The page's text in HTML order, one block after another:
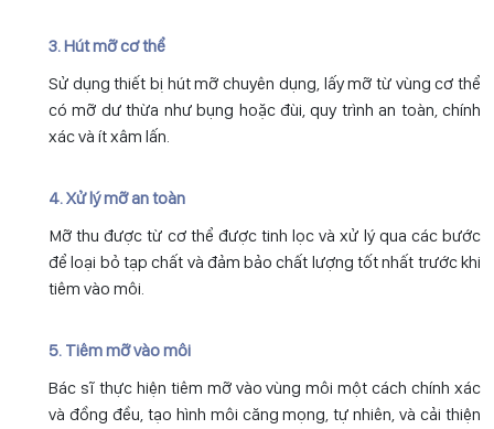
3. Hút mỡ cơ thể
Sử dụng thiết bị hút mỡ chuyên dụng, lấy mỡ từ vùng cơ thể
có mỡ dư thừa như bụng hoặc đùi, quy trình an toàn, chính
xác và ít xâm lấn.
4. Xử lý mỡ an toàn
Mỡ thu được từ cơ thể được tinh lọc và xử lý qua các bước
để loại bỏ tạp chất và đảm bảo chất lượng tốt nhất trước khi
tiêm vào môi.
5. Tiêm mỡ vào môi
Bác sĩ thực hiện tiêm mỡ vào vùng môi một cách chính xác
và đồng đều, tạo hình môi căng mọng, tự nhiên, và cải thiện